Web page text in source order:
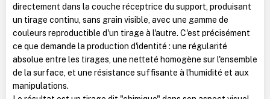
directement dans la couche réceptrice du support, produisant
un tirage continu, sans grain visible, avec une gamme de
couleurs reproductible d'un tirage à l'autre. C'est précisément
ce que demande la production d'identité : une régularité
absolue entre les tirages, une netteté homogène sur l'ensemble
de la surface, et une résistance suffisante à l'humidité et aux
manipulations.